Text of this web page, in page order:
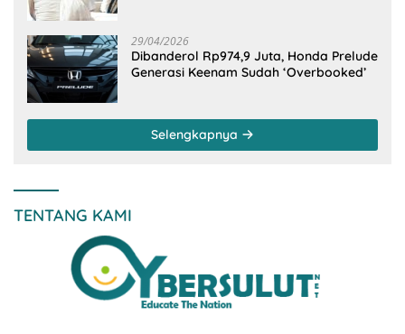
29/04/2026
Dibanderol Rp974,9 Juta, Honda Prelude
Generasi Keenam Sudah ‘Overbooked’
Selengkapnya
TENTANG KAMI